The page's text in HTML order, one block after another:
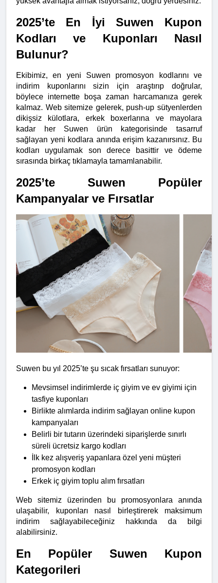
2025’te En İyi Suwen Kupon
Kodları ve Kuponları Nasıl
Bulunur?
Ekibimiz, en yeni Suwen promosyon kodlarını ve
indirim kuponlarını sizin için araştırıp doğrular,
böylece internette boşa zaman harcamanıza gerek
kalmaz. Web sitemize gelerek, push-up sütyenlerden
dikişsiz külotlara, erkek boxerlarına ve mayolara
kadar her Suwen ürün kategorisinde tasarruf
sağlayan yeni kodlara anında erişim kazanırsınız. Bu
kodları uygulamak son derece basittir ve ödeme
sırasında birkaç tıklamayla tamamlanabilir.
2025’te Suwen Popüler
Kampanyalar ve Fırsatlar
Suwen bu yıl 2025’te şu sıcak fırsatları sunuyor:
Mevsimsel indirimlerde iç giyim ve ev giyimi için
tasfiye kuponları
Birlikte alımlarda indirim sağlayan online kupon
kampanyaları
Belirli bir tutarın üzerindeki siparişlerde sınırlı
süreli ücretsiz kargo kodları
İlk kez alışveriş yapanlara özel yeni müşteri
promosyon kodları
Erkek iç giyim toplu alım fırsatları
Web sitemiz üzerinden bu promosyonlara anında
ulaşabilir, kuponları nasıl birleştirerek maksimum
indirim sağlayabileceğiniz hakkında da bilgi
alabilirsiniz.
En Popüler Suwen Kupon
Kategorileri